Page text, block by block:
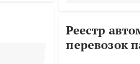
Реестр
перевозок